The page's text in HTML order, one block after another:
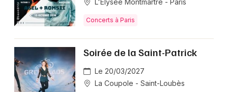
L'Élysée Montmartre - Paris
Concerts à Paris
Soirée de la Saint-Patrick
Le 20/03/2027
La Coupole - Saint-Loubès